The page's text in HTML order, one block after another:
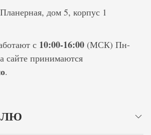
дом 5, корпус 1
с 10:00-16:00(МСК) Пн-
сайте принимаются
.